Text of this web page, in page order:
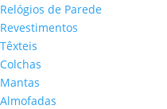
Relógios de Parede
Revestimentos
Têxteis
Colchas
Mantas
Almofadas